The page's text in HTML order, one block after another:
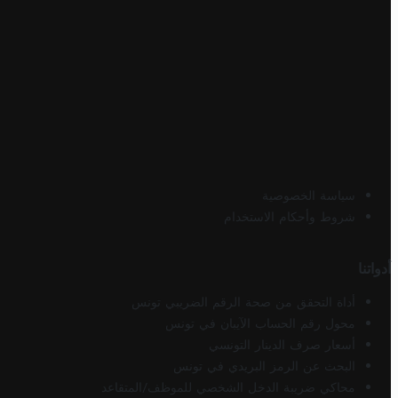
سياسة الخصوصية
شروط وأحكام الاستخدام
أدواتنا
أداة التحقق من صحة الرقم الضريبي تونس
محول رقم الحساب الآيبان في تونس
أسعار صرف الدينار التونسي
البحث عن الرمز البريدي في تونس
محاكي ضريبة الدخل الشخصي للموظف/المتقاعد